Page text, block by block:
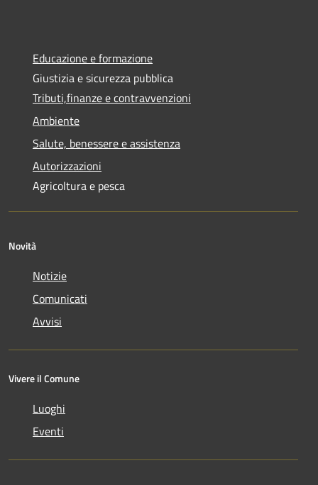
Educazione e formazione
Giustizia e sicurezza pubblica
Tributi,finanze e contravvenzioni
Ambiente
Salute, benessere e assistenza
Autorizzazioni
Agricoltura e pesca
Novità
Notizie
Comunicati
Avvisi
Vivere il Comune
Luoghi
Eventi